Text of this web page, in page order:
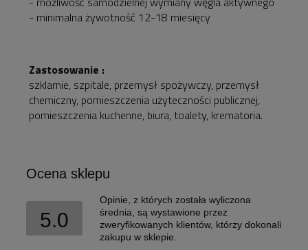
- minimalna żywotność 12-18 miesięcy
Zastosowanie :
szklarnie, szpitale, przemysł spożywczy, przemysł
chemiczny, pomieszczenia użyteczności publicznej,
pomieszczenia kuchenne, biura, toalety, krematoria.
Ocena sklepu
5.0
Opinie, z których została wyliczona
średnia, są wystawione przez
zweryfikowanych klientów, którzy dokonali
zakupu w sklepie.